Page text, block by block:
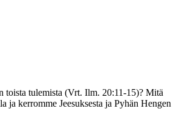
toista tulemista (Vrt. Ilm. 20:11-15)? Mitä
kerromme Jeesuksesta ja Pyhän Hengen